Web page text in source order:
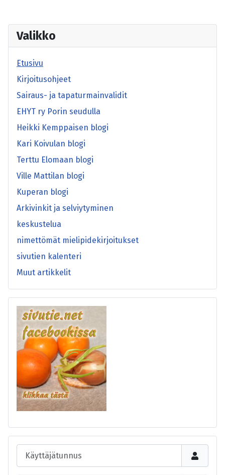
Valikko
Etusivu
Kirjoitusohjeet
Sairaus- ja tapaturmainvalidit
EHYT ry Porin seudulla
Heikki Kemppaisen blogi
Kari Koivulan blogi
Terttu Elomaan blogi
Ville Mattilan blogi
Kuperan blogi
Arkivinkit ja selviytyminen
keskustelua
nimettömät mielipidekirjoitukset
sivutien kalenteri
Muut artikkelit
Käyttäjätunnus